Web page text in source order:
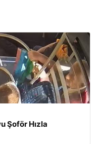
Şoför Hızla